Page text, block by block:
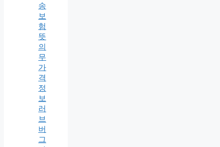
송
보
험
뜻
의
무
가
격
정
보
러
브
버
그